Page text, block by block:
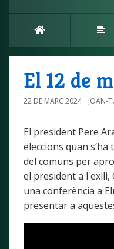
El 12 de
22 DE MARÇ 2024 JOAN-
El president Pere
eleccions quan
del comuns per
el president a l'exili,
una conferència a
presentar a